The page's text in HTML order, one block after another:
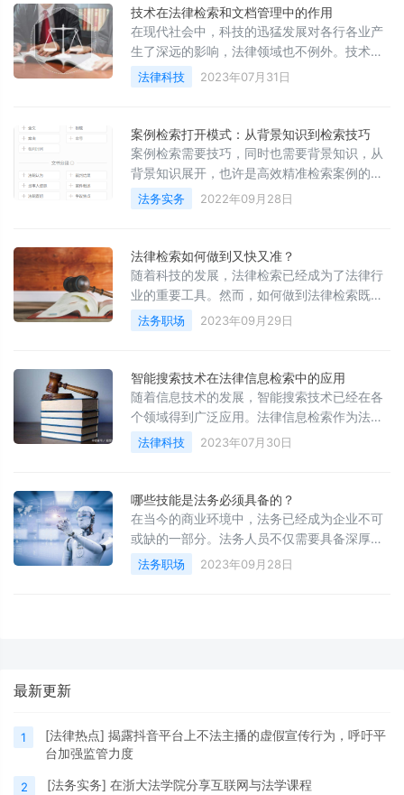
赋能我们在需要时快速响应，为提供法律意见
铺垫基石。
技术在法律检索和文档管理中的作用
在现代社会中，科技的迅猛发展对各行各业产
生了深远的影响，法律领域也不例外。技术在
法律检索和文档管理中发挥着越来越重要的作
用。本文将从科技与法律的关系、法律科技的
法律科技 2023年07月31日
案例检索打开模式：从背景知识到检索技巧
案例检索需要技巧，同时也需要背景知识，从
背景知识展开，也许是高效精准检索案例的正
确模式。有关类案的文件规范、实务操作等背
景知识的学习思考，会让我们在案例检索时更
涉问题为场景，举例介绍法院及地域、纠纷案
由、文书类型、裁判时间、关键词位置及表述
五方面所涉背景知识，结合技巧运用，助力高
效案例检索
法务实务 2022年09月28日
法律检索如何做到又快又准？
随着科技的发展，法律检索已经成为了法律行
业的重要工具。然而，如何做到法律检索既快
又准呢？本文将从法律检索的原理、方法和工
具三个方面进行探讨。
法务职场 2023年09月29日
智能搜索技术在法律信息检索中的应用
随着信息技术的发展，智能搜索技术已经在各
个领域得到广泛应用。法律信息检索作为法律
科技中的一个重要领域，也借助智能搜索技术
大大提高了检索效率和精准度。本文将介绍智
其优势和挑战。
法律科技 2023年07月30日
哪些技能是法务必须具备的？
在当今的商业环境中，法务已经成为企业不可
或缺的一部分。法务人员不仅需要具备深厚的
法律知识，还需要具备一系列的技能，以帮助
企业应对各种法律问题。那么，哪些技能是法
法务职场 2023年09月28日
最新更新
1 [法律热点] 揭露抖音平台上不法主播的虚假宣传行为，呼吁平
台加强监管力度
2 [法务实务] 在浙大法学院分享互联网与法学课程